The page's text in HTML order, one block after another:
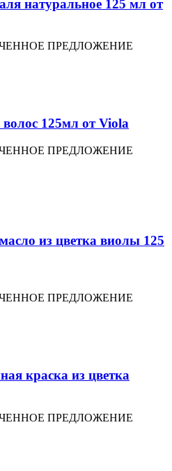
натуральное 125 мл от
ПРЕДЛОЖЕНИЕ
125мл от Viola
ПРЕДЛОЖЕНИЕ
из цветка виолы 125
ПРЕДЛОЖЕНИЕ
краска из цветка
ПРЕДЛОЖЕНИЕ